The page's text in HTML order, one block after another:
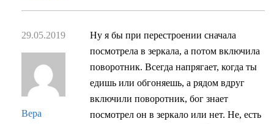
29.05.2019
Вера
Ну я бы при перестроении сначала
посмотрела в зеркала, а потом включила
поворотник. Всегда напрягает, когда ты
едишь или обгоняешь, а рядом вдруг
включили поворотник, бог знает
посмотрел он в зеркало или нет. Не, есть